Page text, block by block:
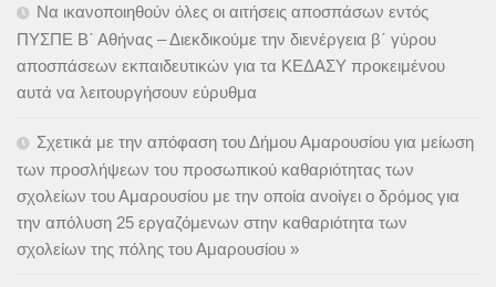
Να ικανοποιηθούν όλες οι αιτήσεις αποσπάσων εντός
ΠΥΣΠΕ Β΄ Αθήνας – Διεκδικούμε την διενέργεια β΄ γύρου
αποσπάσεων εκπαιδευτικών για τα ΚΕΔΑΣΥ προκειμένου
αυτά να λειτουργήσουν εύρυθμα
Σχετικά με την απόφαση του Δήμου Αμαρουσίου για μείωση
των προσλήψεων του προσωπικού καθαριότητας των
σχολείων του Αμαρουσίου με την οποία ανοίγει ο δρόμος για
την απόλυση 25 εργαζόμενων στην καθαριότητα των
σχολείων της πόλης του Αμαρουσίου »